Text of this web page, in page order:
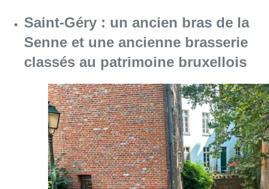
Saint-Géry : un ancien bras de la
Senne et une ancienne brasserie
classés au patrimoine bruxellois